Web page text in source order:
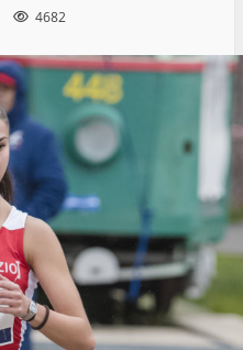
4682